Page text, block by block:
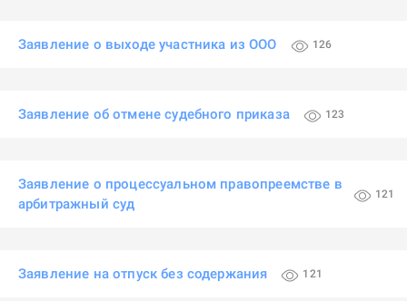
Заявление о выходе участника из ООО 126
Заявление об отмене судебного приказа 123
Заявление о процессуальном правопреемстве в
арбитражный суд
121
Заявление на отпуск без содержания 121